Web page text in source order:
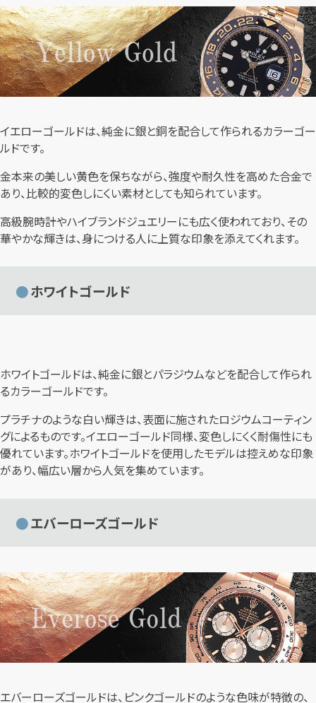
イエローゴールドは、純金に銀と銅を配合して作られるカラーゴー
ルドです。
金本来の美しい黄色を保ちながら、強度や耐久性を高めた合金で
あり、比較的変色しにくい素材としても知られています。
高級腕時計やハイブランドジュエリーにも広く使われており、その
華やかな輝きは、身につける人に上質な印象を添えてくれます。
ホワイトゴールド
ホワイトゴールドは、純金に銀とパラジウムなどを配合して作られ
るカラーゴールドです。
プラチナのような白い輝きは、表面に施されたロジウムコーティン
グによるものです。イエローゴールド同様、変色しにくく耐傷性にも
優れています。ホワイトゴールドを使用したモデルは控えめな印象
があり、幅広い層から人気を集めています。
エバーローズゴールド
エバーローズゴールドは、ピンクゴールドのような色味が特徴の、